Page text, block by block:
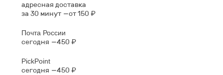
адресная доставка
за 30 минут
от 150 ₽
Почта России
сегодня 450 ₽
PickPoint
сегодня 450 ₽